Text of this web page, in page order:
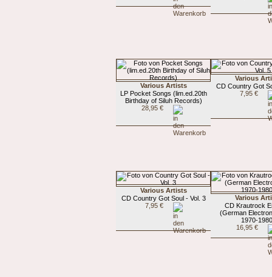
Various Artists
LP Pocket Songs (lim.ed.20th
Birthday of Siluh Records)
28,95 €
Various
CD Country Got
7,95 €
Various Artists
CD Country Got Soul - Vol. 3
7,95 €
Various
CD Krautrock
(German
1970-
16,95 €